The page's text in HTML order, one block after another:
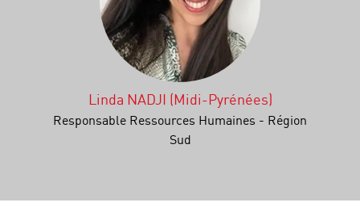
Linda NADJI (Midi-Pyrénées)
Responsable Ressources Humaines - Région
Sud